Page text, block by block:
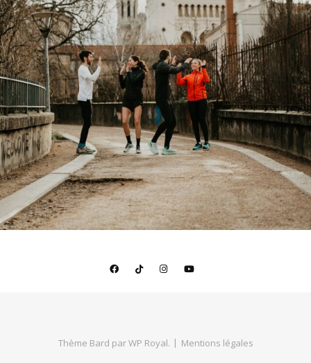
Thème Bard parWP Royal. Mentions légales